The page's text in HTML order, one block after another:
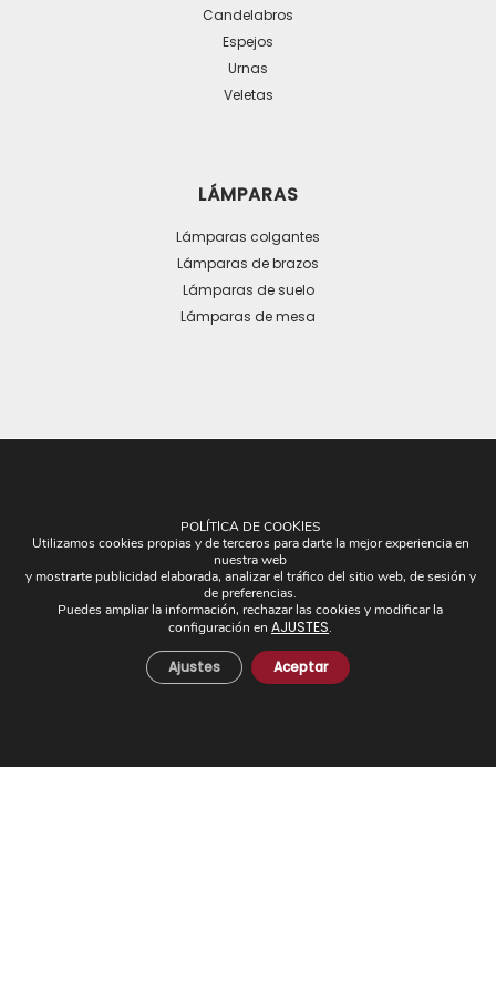
Candelabros
Espejos
Urnas
Veletas
LÁMPARAS
Lámparas colgantes
Lámparas de brazos
Lámparas de suelo
Lámparas de mesa
Pantallas
Apliques de brazos
Piezas Únicas
Novedades
POLÍTICA DE COOKIES
Utilizamos cookies propias y de terceros para darte la mejor experiencia en
nuestra web
y mostrarte publicidad elaborada, analizar el tráfico del sitio web, de sesión y
de preferencias.
Puedes ampliar la información, rechazar las cookies y modificar la
configuración en AJUSTES.
Aceptar
Ajustes